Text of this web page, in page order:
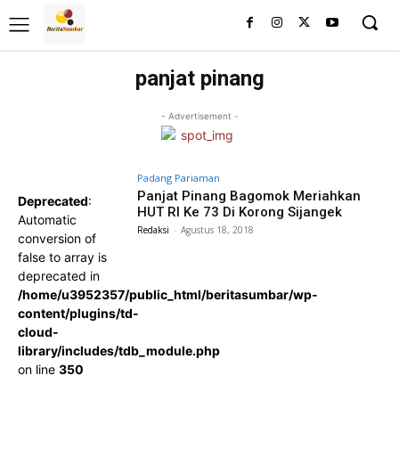
panjat pinang
- Advertisement -
Deprecated:
Automatic
conversion of
false to array is
deprecated in
/home/u3952357/public_html/beritasumbar/wp-
content/plugins/td-
cloud-
library/includes/tdb_module.php
on line 350
Padang Pariaman
Panjat Pinang Bagomok Meriahkan
HUT RI Ke 73 Di Korong Sijangek
Redaksi - Agustus 18, 2018